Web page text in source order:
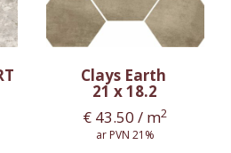
Clays Earth
21 x 18.2
€ 43.50 / m2
ar PVN 21%